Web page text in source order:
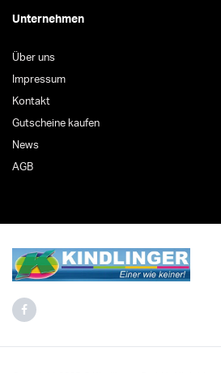
Unternehmen
Über uns
Impressum
Kontakt
Gutscheine kaufen
News
AGB